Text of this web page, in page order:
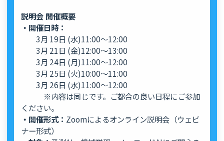
説明会 開催概要
・開催日時：
3月 19日 (水)11:00～12:00
3月 21日 (金)12:00～13:00
3月 24日 (月)11:00～12:00
3月 25日 (火)10:00～11:00
3月 26日 (水)11:00～12:00
※内容は同じです。ご都合の良い日程にご参加
ください。
・開催形式： Zoomによるオンライン説明会（ウェビ
ナー形式）